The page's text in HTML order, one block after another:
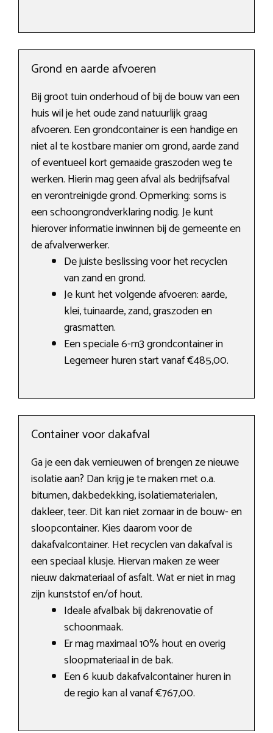
Grond en aarde afvoeren
Bij groot tuin onderhoud of bij de bouw van een
huis wil je het oude zand natuurlijk graag
afvoeren. Een grondcontainer is een handige en
niet al te kostbare manier om grond, aarde zand
of eventueel kort gemaaide graszoden weg te
werken. Hierin mag geen afval als bedrijfsafval
en verontreinigde grond. Opmerking: soms is
een schoongrondverklaring nodig. Je kunt
hierover informatie inwinnen bij de gemeente en
de afvalverwerker.
De juiste beslissing voor het recyclen
van zand en grond.
Je kunt het volgende afvoeren: aarde,
klei, tuinaarde, zand, graszoden en
grasmatten.
Een speciale 6-m3 grondcontainer in
Legemeer huren start vanaf €485,00.
Container voor dakafval
Ga je een dak vernieuwen of brengen ze nieuwe
isolatie aan? Dan krijg je te maken met o.a.
bitumen, dakbedekking, isolatiematerialen,
dakleer, teer. Dit kan niet zomaar in de bouw- en
sloopcontainer. Kies daarom voor de
dakafvalcontainer. Het recyclen van dakafval is
een speciaal klusje. Hiervan maken ze weer
nieuw dakmateriaal of asfalt. Wat er niet in mag
zijn kunststof en/of hout.
Ideale afvalbak bij dakrenovatie of
schoonmaak.
Er mag maximaal 10% hout en overig
sloopmateriaal in de bak.
Een 6 kuub dakafvalcontainer huren in
de regio kan al vanaf €767,00.